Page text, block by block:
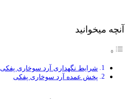
آنچه میخوانید
شرایط نگهداری آرد سوخاری پفکی
پخش عمده آرد سوخاری پفکی